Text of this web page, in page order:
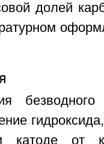
долей
безводного
катоде от